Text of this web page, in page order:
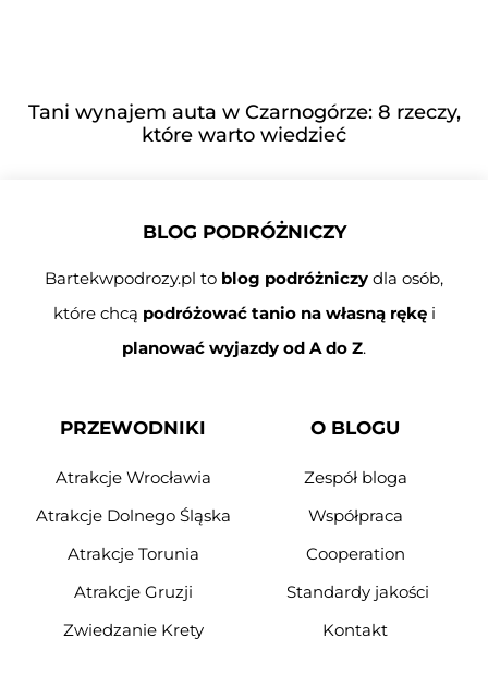
Tani wynajem auta w Czarnogórze: 8 rzeczy,
które warto wiedzieć
BLOG PODRÓŻNICZY
Bartekwpodrozy.pl to blog podróżniczy dla osób,
które chcą podróżować tanio na własną rękęi
planować wyjazdy od A do Z.
PRZEWODNIKI
Atrakcje Wrocławia
Atrakcje Dolnego Śląska
Atrakcje Torunia
Atrakcje Gruzji
Zwiedzanie Krety
O BLOGU
Zespół bloga
Współpraca
Cooperation
Standardy jakości
Kontakt